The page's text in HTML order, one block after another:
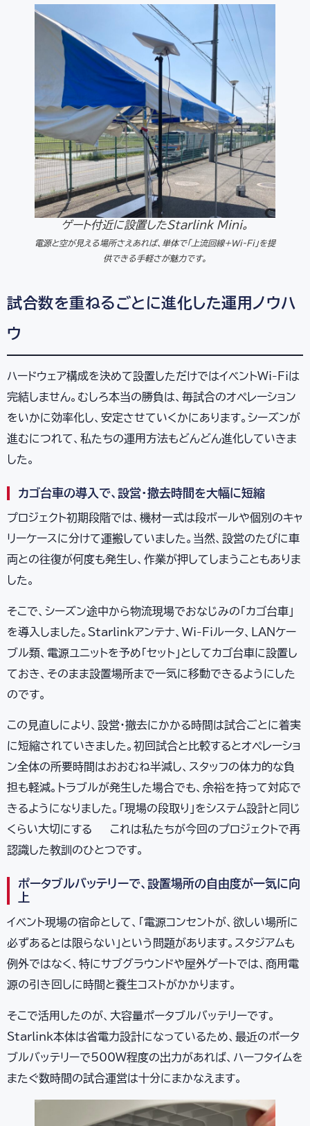
ゲート付近に設置したStarlink Mini。
電源と空が見える場所さえあれば、単体で「上流回線+Wi-Fi」を提
供できる手軽さが魅力です。
試合数を重ねるごとに進化した運用ノウハ
ウ
ハードウェア構成を決めて設置しただけではイベントWi-Fiは
完結しません。むしろ本当の勝負は、毎試合のオペレーション
をいかに効率化し、安定させていくかにあります。シーズンが
進むにつれて、私たちの運用方法もどんどん進化していきま
した。
カゴ台車の導入で、設営・撤去時間を大幅に短縮
プロジェクト初期段階では、機材一式は段ボールや個別のキャ
リーケースに分けて運搬していました。当然、設営のたびに車
両との往復が何度も発生し、作業が押してしまうこともありま
した。
そこで、シーズン途中から物流現場でおなじみの「カゴ台車」
を導入しました。Starlinkアンテナ、Wi-Fiルータ、LANケー
ブル類、電源ユニットを予め「セット」としてカゴ台車に設置し
ておき、そのまま設置場所まで一気に移動できるようにした
のです。
この見直しにより、設営・撤去にかかる時間は試合ごとに着実
に短縮されていきました。初回試合と比較するとオペレーショ
ン全体の所要時間はおおむね半減し、スタッフの体力的な負
担も軽減。トラブルが発生した場合でも、余裕を持って対応で
きるようになりました。「現場の段取り」をシステム設計と同じ
くらい大切にする — これは私たちが今回のプロジェクトで再
認識した教訓のひとつです。
ポータブルバッテリーで、設置場所の自由度が一気に向
上
イベント現場の宿命として、「電源コンセントが、欲しい場所に
必ずあるとは限らない」という問題があります。スタジアムも
例外ではなく、特にサブグラウンドや屋外ゲートでは、商用電
源の引き回しに時間と養生コストがかかります。
そこで活用したのが、大容量ポータブルバッテリーです。
Starlink本体は省電力設計になっているため、最近のポータ
ブルバッテリーで500W程度の出力があれば、ハーフタイムを
またぐ数時間の試合運営は十分にまかなえます。